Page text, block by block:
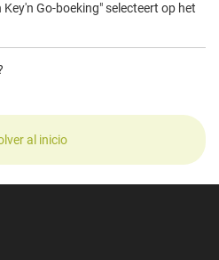
Go-boeking" selecteert op het
al inicio